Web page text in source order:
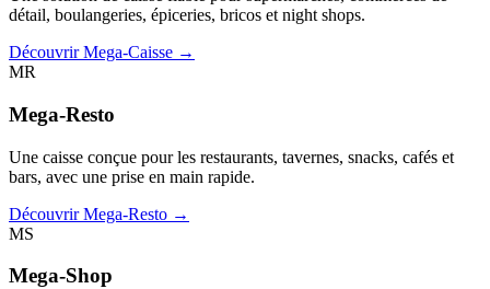
détail, boulangeries, épiceries, bricos et night shops.
Découvrir Mega-Caisse →
MR
Mega-Resto
Une caisse conçue pour les restaurants, tavernes, snacks, cafés et
bars, avec une prise en main rapide.
Découvrir Mega-Resto →
MS
Mega-Shop